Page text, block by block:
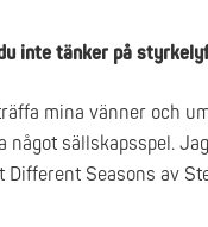
inte tänker på
mina vänner och
något sällskapsspel.
Seasons av